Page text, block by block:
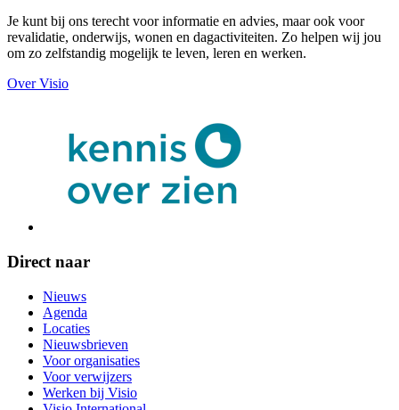
Je kunt bij ons terecht voor informatie en advies, maar ook voor
revalidatie, onderwijs, wonen en dagactiviteiten. Zo helpen wij jou
om zo zelfstandig mogelijk te leven, leren en werken.
Over Visio
Direct naar
Nieuws
Agenda
Locaties
Nieuwsbrieven
Voor organisaties
Voor verwijzers
Werken bij Visio